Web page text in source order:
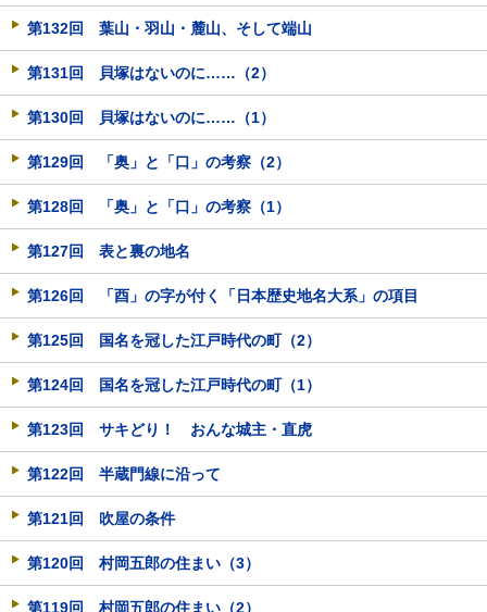
第132回 葉山・羽山・麓山、そして端山
第131回 貝塚はないのに……（2）
第130回 貝塚はないのに……（1）
第129回 「奥」と「口」の考察（2）
第128回 「奥」と「口」の考察（1）
第127回 表と裏の地名
第126回 「酉」の字が付く「日本歴史地名大系」の項目
第125回 国名を冠した江戸時代の町（2）
第124回 国名を冠した江戸時代の町（1）
第123回 サキどり！ おんな城主・直虎
第122回 半蔵門線に沿って
第121回 吹屋の条件
第120回 村岡五郎の住まい（3）
第119回 村岡五郎の住まい（2）